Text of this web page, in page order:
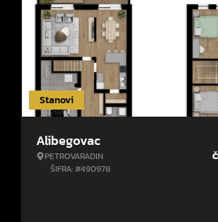
Stanovi
Alibegovac
PETROVARADIN
ŠIFRA: #490978